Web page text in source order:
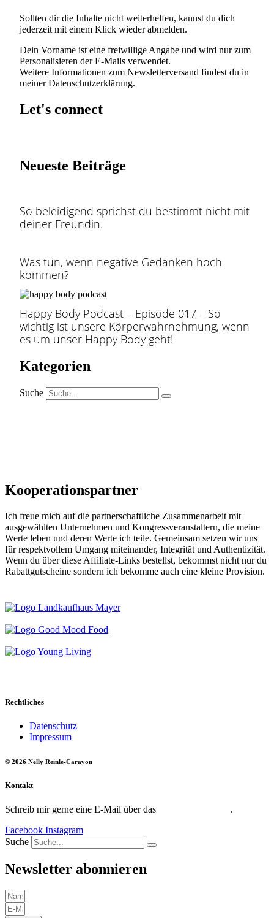
Sollten dir die Inhalte nicht weiterhelfen, kannst du dich
jederzeit mit einem Klick wieder abmelden.
Dein Vorname ist eine freiwillige Angabe und wird nur zum
Personalisieren der E-Mails verwendet.
Weitere Informationen zum Newsletter­versand findest du in
meiner Daten­schutz­erklärung.
Let's connect
Neueste Beiträge
So beleidigend sprichst du bestimmt nicht mit
deiner Freundin.
Was tun, wenn negative Gedanken hoch
kommen?
Happy Body Podcast – Episode 017 – So
wichtig ist unsere Körperwahrnehmung, wenn
es um unser Happy Body geht!
Kategorien
Suche
Kooperations­partner
Ich freue mich auf die partnerschaftliche Zusammenarbeit mit
ausgewählten Unternehmen und Kongressveranstaltern, die meine
Werte leben und deren Werte ich teile. Gemeinsam setzen wir uns
für respektvollem Umgang miteinander, Integrität und Authentizität.
Wenn du über diese Affiliate-Links bestellst, bekommst nicht nur du
Rabattgutscheine sondern ich bekomme auch eine kleine Provision.
Rechtliches
Datenschutz
Impressum
© 2026 Nelly Reinle-Carayon
Kontakt
Schreib mir gerne eine E-Mail über das
.
Facebook Instagram
Suche
Newsletter abonnieren